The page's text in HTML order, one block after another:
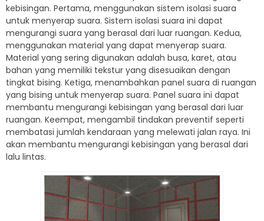
kebisingan. Pertama, menggunakan sistem isolasi suara
untuk menyerap suara. Sistem isolasi suara ini dapat
mengurangi suara yang berasal dari luar ruangan. Kedua,
menggunakan material yang dapat menyerap suara.
Material yang sering digunakan adalah busa, karet, atau
bahan yang memiliki tekstur yang disesuaikan dengan
tingkat bising. Ketiga, menambahkan panel suara di ruangan
yang bising untuk menyerap suara. Panel suara ini dapat
membantu mengurangi kebisingan yang berasal dari luar
ruangan. Keempat, mengambil tindakan preventif seperti
membatasi jumlah kendaraan yang melewati jalan raya. Ini
akan membantu mengurangi kebisingan yang berasal dari
lalu lintas.